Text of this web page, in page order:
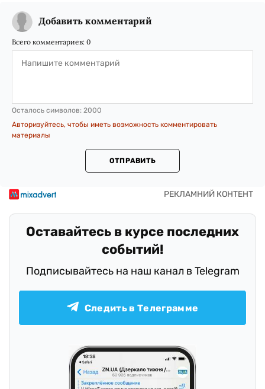
Добавить комментарий
Всего комментариев: 0
Осталось символов: 2000
Авторизуйтесь, чтобы иметь возможность комментировать
материалы
ОТПРАВИТЬ
Оставайтесь в курсе последних
событий!
Подписывайтесь на наш канал в Telegram
Следить в Телеграмме